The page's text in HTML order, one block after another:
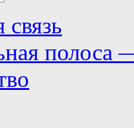
связь
полоса